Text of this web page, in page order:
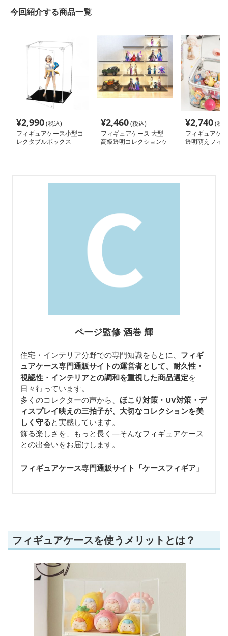
今回紹介する商品一覧
¥2,990(税込)
フィギュアケース小型コ
レクタブルボックス
¥2,460(税込)
フィギュアケース 大型
高級透明コレクションケ
¥2,740(税
フィギュアケ
透明萌えフィ
ページ監修 酒巻 輝
住宅・インテリア分野での専門知識をもとに、 フィギ
ュアケース専門通販サイトの運営者として、耐久性・
視認性・インテリアとの調和を重視した商品選定を
日々行っています。
多くのコレクターの声から、 ほこり対策・UV対策・デ
ィスプレイ映えの三拍子が、大切なコレクションを美
しく守ると実感しています。
飾る楽しさを、もっと長く—そんなフィギュアケース
との出会いをお届けします。
フィギュアケース専門通販サイト「ケースフィギア 」
フィギュアケースを使うメリットとは？